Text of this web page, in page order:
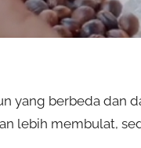
yang berbeda dan
lebih membulat,